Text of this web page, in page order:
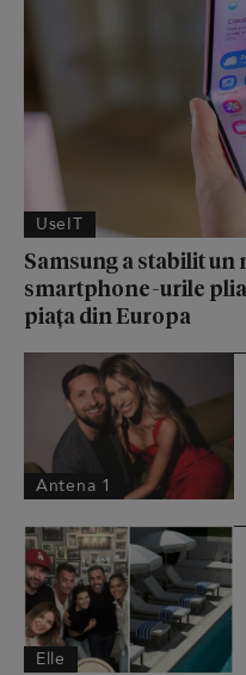
UseIT
Samsung a stabilit un
smartphone-urile
piața din Europa
Antena 1
Elle